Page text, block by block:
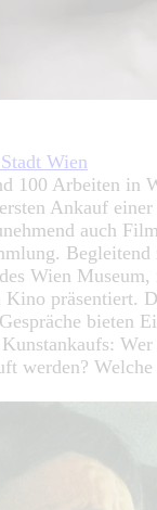
Wien
100 Arbeiten in
Ankauf einer
auch
Begleitend
Wien Museum,
Kino präsentiert.
bieten
Wer
werden? Welche